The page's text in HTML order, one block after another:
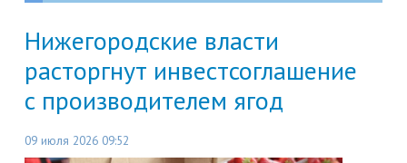
Нижегородские власти
расторгнут инвестсоглашение
с производителем ягод
09 июля 2026 09:52